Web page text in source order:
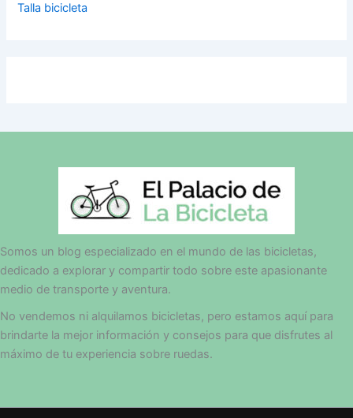
Talla bicicleta
Somos un blog especializado en el mundo de las bicicletas,
dedicado a explorar y compartir todo sobre este apasionante
medio de transporte y aventura.
No vendemos ni alquilamos bicicletas, pero estamos aquí para
brindarte la mejor información y consejos para que disfrutes al
máximo de tu experiencia sobre ruedas.